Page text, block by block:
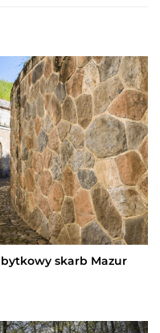
skarb Mazur